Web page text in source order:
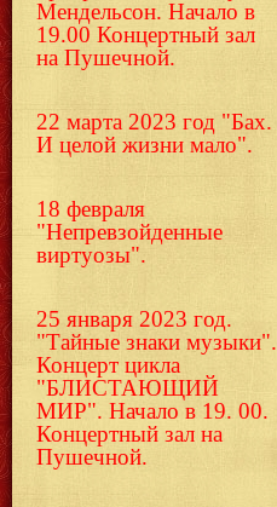
Мендельсон. Начало в
19.00 Концертный зал
на Пушечной.
22 марта 2023 год "Бах.
И целой жизни мало".
18 февраля
"Непревзойденные
виртуозы".
25 января 2023 год.
"Тайные знаки музыки".
Концерт цикла
"БЛИСТАЮЩИЙ
МИР". Начало в 19. 00.
Концертный зал на
Пушечной.